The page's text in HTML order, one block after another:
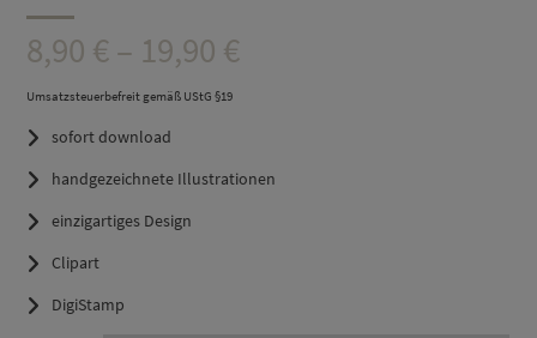
8,90 €– 19,90 €Preisspanne:
Umsatzsteuerbefreit gemäß UStG §19
sofort download
handgezeichnete Illustrationen
einzigartiges Design
Clipart
DigiStamp